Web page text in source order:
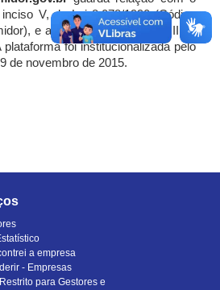
V, da Lei 8.078/1990 (Código
e artigo 7º, incisos I, II e III do
plataforma foi institucionalizada pelo
de novembro de 2015.
a empresa
- Empresas
para Gestores e